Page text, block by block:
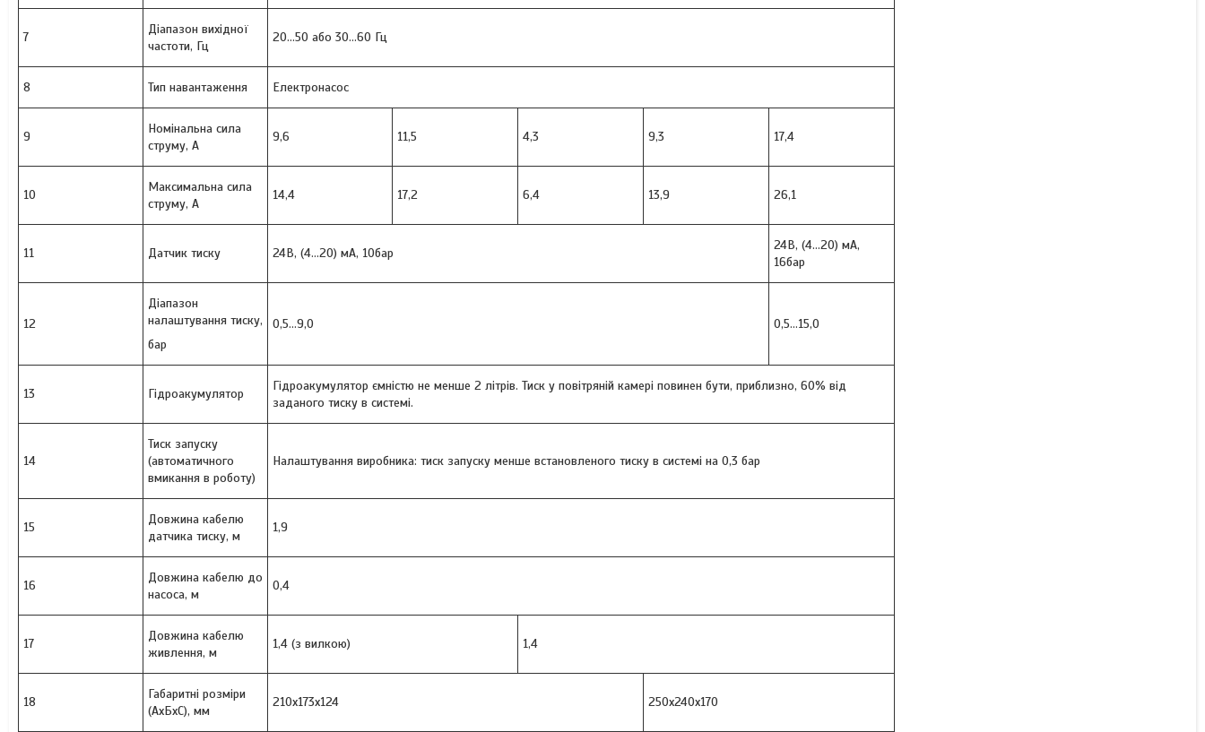
7
Діапазон вихідної
частоти, Гц
20...50 або 30...60 Гц
8 Тип навантаження Електронасос
9
Номінальна сила
струму, А
9,6 11,5 4,3 9,3 17,4
10
Максимальна сила
струму, А
14,4 17,2 6,4 13,9 26,1
11 Датчик тиску 24В, (4...20) мA, 10бaр
24В, (4...20) мA,
16бар
12
Діапазон
налаштування тиску,
бар
0,5...9,0 0,5...15,0
13 Гідроакумулятор
Гідроакумулятор ємністю не менше 2 літрів. Тиск у повітряній камері повинен бути, приблизно, 60% від
заданого тиску в системі.
14
Тиск запуску
(автоматичного
вмикання в роботу)
Налаштування виробника: тиск запуску менше встановленого тиску в системі на 0,3 бар
15
Довжина кабелю
датчика тиску, м
1,9
16
Довжина кабелю до
насоса, м
0,4
17
Довжина кабелю
живлення, м
1,4 (з вилкою) 1,4
18
Габаритні розміри
(АхБхС), мм
210х173х124 250х240х170